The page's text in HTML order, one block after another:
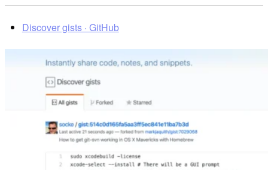
Discover gists · GitHub